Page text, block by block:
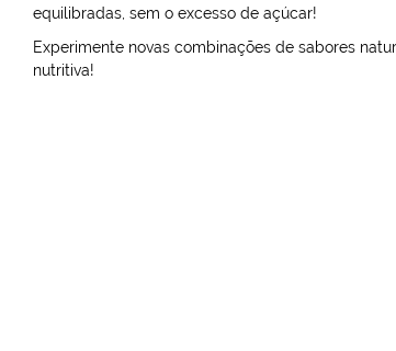
equilibradas, sem o excesso de açúcar!
Experimente novas combinações de sabores
nutritiva!